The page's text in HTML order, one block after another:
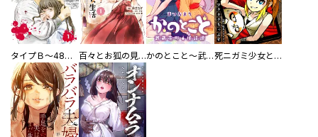
タイプＢ～48時間後、致死率100％～【単話】 百々とお狐の見習い巫女生活【単行本版】 かのとこと～武蔵花町怪話譚～ 【連載版】 死ニガミ少女とスマホ神